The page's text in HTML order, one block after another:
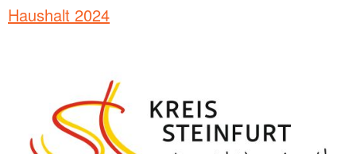
Haushalt 2024